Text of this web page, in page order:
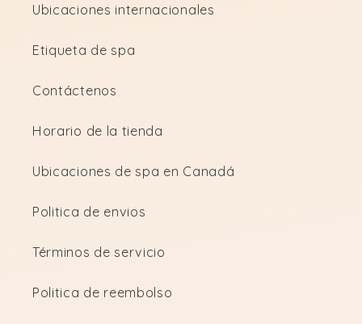
Ubicaciones internacionales
Etiqueta de spa
Contáctenos
Horario de la tienda
Ubicaciones de spa en Canadá
Politica de envios
Términos de servicio
Politica de reembolso